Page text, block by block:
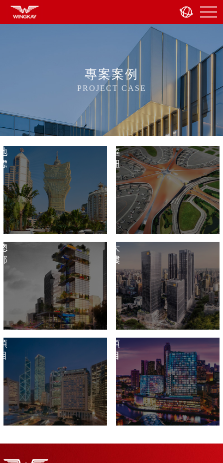
專案案例
PROJECT CASE
交
樞
紐
商
務
大
樓
境
外
項
目